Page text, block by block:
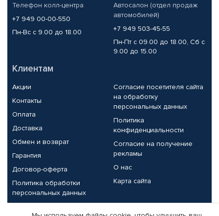
Телефон колл-центра
+7 949 00-00-550
Пн-Вс с 9.00 до 18.00
Автосалон (отдел продаж
автомобилей)
+7 949 503-45-55
Пн-Пт с 09.00 до 18.00, Сб с
9.00 до 15.00
Клиентам
Акции
Контакты
Оплата
Доставка
Обмен и возврат
Гарантия
Договор-оферта
Политика обработки
персональных данных
Согласие посетителя сайта
на обработку
персональных данных
Политика
конфиденциальности
Согласие на получение
рекламы
О нас
Карта сайта